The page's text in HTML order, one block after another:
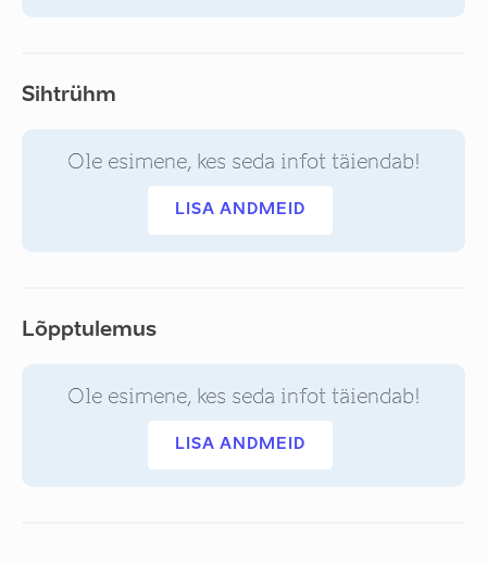
Sihtrühm
Ole esimene, kes seda infot täiendab!
LISA ANDMEID
Lõpptulemus
Ole esimene, kes seda infot täiendab!
LISA ANDMEID